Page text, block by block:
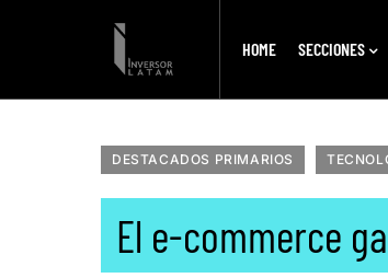
HOME SECCIONES
DESTACADOS PRIMARIOS
El e-commerce